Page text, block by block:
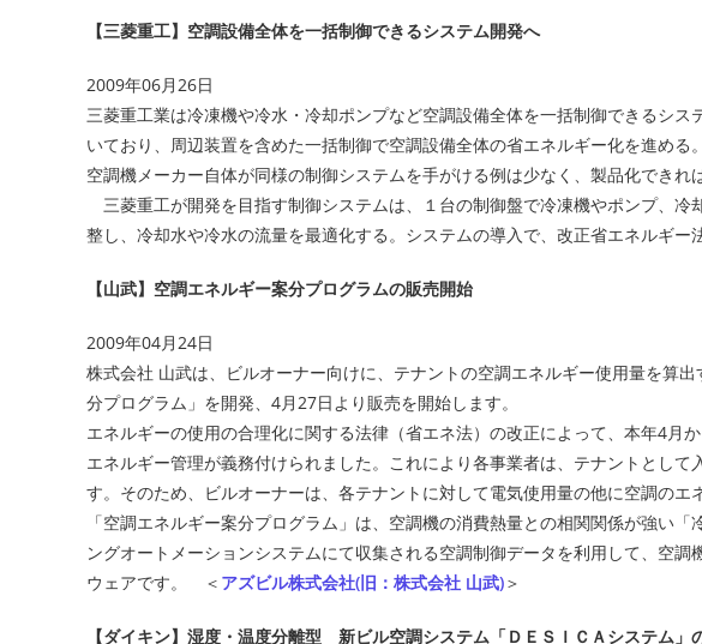
【三菱重工】空調設備全体を一括制御できるシステム開発へ
2009年06月26日
三菱重工業は冷凍機や冷水・冷却ポンプなど空調設備全体を一括制御できるシ
いており、周辺装置を含めた一括制御で空調設備全体の省エネルギー化を進める
空調機メーカー自体が同様の制御システムを手がける例は少なく、製品化できれ
三菱重工が開発を目指す制御システムは、１台の制御盤で冷凍機やポンプ、
整し、冷却水や冷水の流量を最適化する。システムの導入で、改正省エネルギー
【山武】空調エネルギー案分プログラムの販売開始
2009年04月24日
株式会社 山武は、ビルオーナー向けに、テナントの空調エネルギー使用量を算
分プログラム」を開発、4月27日より販売を開始します。
エネルギーの使用の合理化に関する法律（省エネ法）の改正によって、本年4月
エネルギー管理が義務付けられました。これにより各事業者は、テナントとし
す。そのため、ビルオーナーは、各テナントに対して電気使用量の他に空調のエ
「空調エネルギー案分プログラム」は、空調機の消費熱量との相関関係が強い
ングオートメーションシステムにて収集される空調制御データを利用して、空
ウェアです。 ＜ アズビル株式会社(旧：株式会社 山武)＞
【ダイキン】湿度・温度分離型 新ビル空調システム「ＤＥＳＩＣＡシステム」